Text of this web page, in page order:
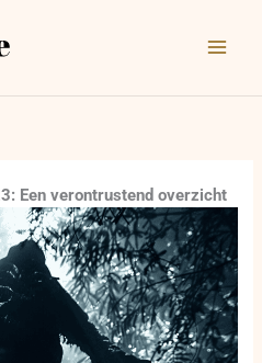
Een verontrustend overzicht